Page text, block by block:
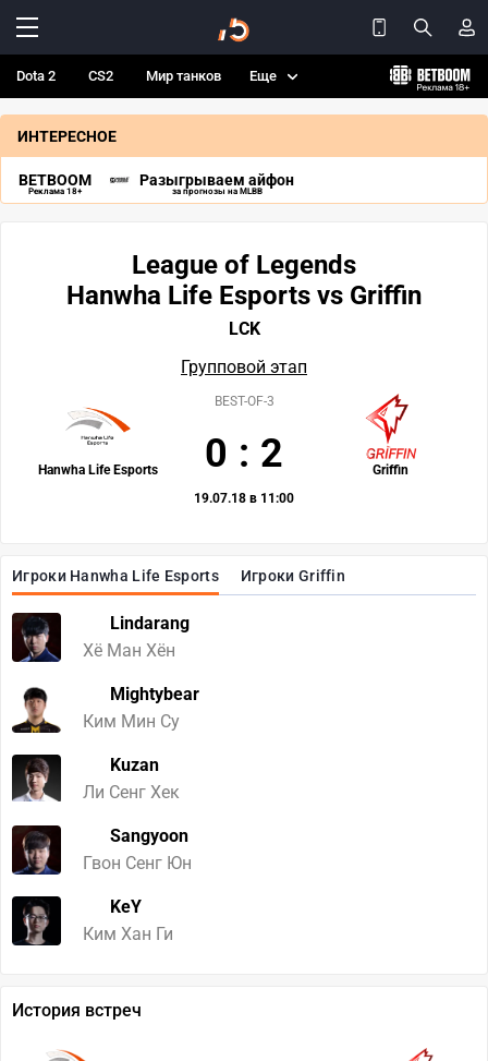
Dota 2 CS2 Мир танков Еще
ИНТЕРЕСНОЕ
BETBOOM
Реклама 18+
Разыгрываем айфон
за прогнозы на MLBB
Игроки Hanwha Life Esports Игроки Griffin
Lindarang
Хё Ман Хён
Mightybear
Ким Мин Су
Kuzan
Ли Сенг Хек
Sangyoon
Гвон Сенг Юн
KeY
Ким Хан Ги
League of Legends
Hanwha Life Esports vs Griffin
LCK
Групповой этап
Hanwha Life Esports Griffin
BEST-OF-3
0 : 2
19.07.18 в 11:00
История встреч